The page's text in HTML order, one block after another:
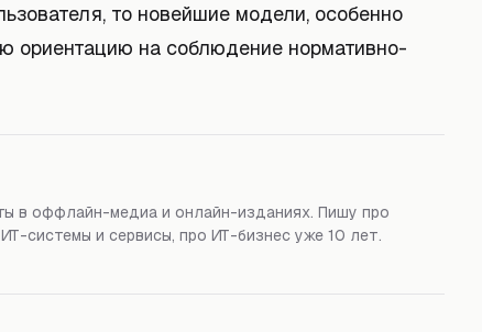
то новейшие модели, особенно
ориентацию на соблюдение нормативно-
в оффлайн-медиа и онлайн-изданиях. Пишу про
системы и сервисы, про ИТ-бизнес уже 10 лет.